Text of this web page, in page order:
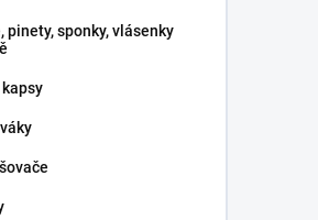
pinety, sponky, vlásenky